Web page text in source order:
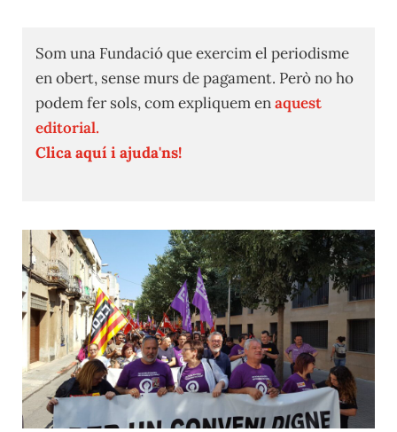
Som una Fundació que exercim el periodisme
en obert, sense murs de pagament. Però no ho
podem fer sols, com expliquem enaquest
editorial.
Clica aquí i ajuda'ns!